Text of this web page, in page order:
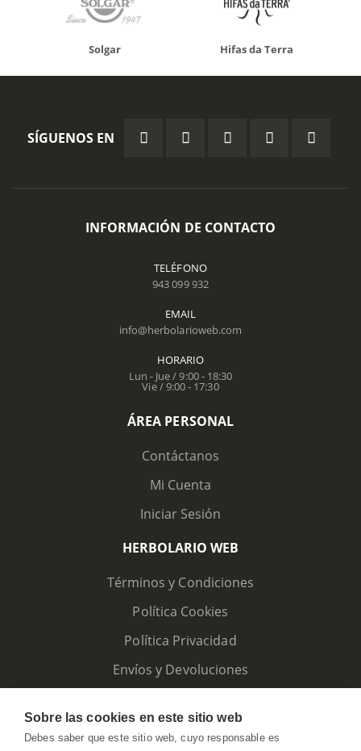
Solgar Hifas da Terra
SÍGUENOS EN
INFORMACIÓN DE CONTACTO
TELÉFONO
943 099 932
EMAIL
info@herbolarioweb.com
HORARIO
Lun - Jue / 9:00 - 18:30
Vie / 9:00 - 17:30
ÁREA PERSONAL
Contáctanos
Mi Cuenta
Iniciar Sesión
HERBOLARIO WEB
Términos y Condiciones
Política Cookies
Política Privacidad
Envíos y Devoluciones
Sobre las cookies en este sitio web
Debes saber que este sitio web, cuyo responsable es